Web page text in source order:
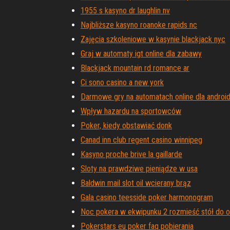
1955 s kasyno dr laughlin nv
Najbliższe kasyno roanoke rapids nc
Zajęcia szkoleniowe w kasynie blackjack nyc
Graj w automaty igt online dla zabawy
Blackjack mountain rd romance ar
Ci sono casino a new york
Darmowe gry na automatach online dla
Wpływ hazardu na sportowców
Poker, kiedy obstawiać donk
Canad inn club regent casino winnipeg
Kasyno proche brive la gaillarde
Sloty na prawdziwe pieniądze w usa
Baldwin mail slot oil wcierany brąz
Gala casino teesside poker harmonogram
Noc pokera w ekwipunku 2 rozmieść stół do
Pokerstars eu poker faq pobierania